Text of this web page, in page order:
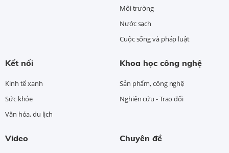
Môi trường
Nước sạch
Cuộc sống và pháp luật
Kết nối
Kinh tế xanh
Sức khỏe
Văn hóa, du lịch
Khoa học công nghệ
Sản phẩm, công nghệ
Nghiên cứu - Trao đổi
Video Chuyên đề